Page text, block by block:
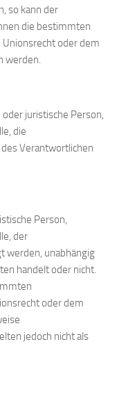
so kann der
die bestimmten
oder dem
werden.
juristische Person,
die
Verantwortlichen
Person,
der
werden, unabhängig
handelt oder nicht.
oder dem
jedoch nicht als